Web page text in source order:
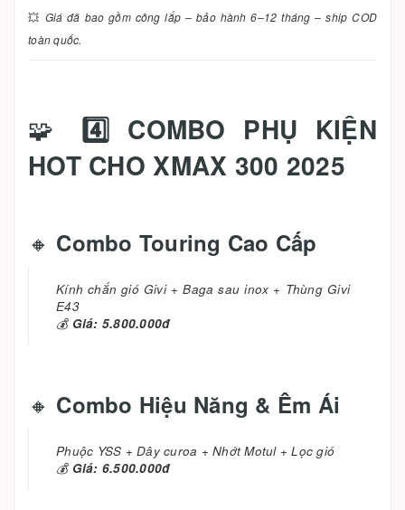
💥 Giá đã bao gồm công lắp – bảo hành 6–12 tháng – ship COD
toàn quốc.
🧩 4️⃣ COMBO PHỤ KIỆN
HOT CHO XMAX 300 2025
🔸 Combo Touring Cao Cấp
Kính chắn gió Givi + Baga sau inox + Thùng Givi
E43
💰 Giá: 5.800.000đ
🔸 Combo Hiệu Năng & Êm Ái
Phuộc YSS + Dây curoa + Nhớt Motul + Lọc gió
💰 Giá: 6.500.000đ